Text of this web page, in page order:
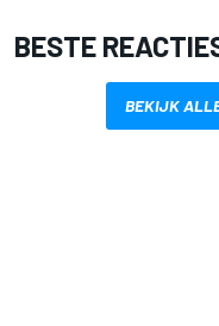
BESTE
BEKIJK